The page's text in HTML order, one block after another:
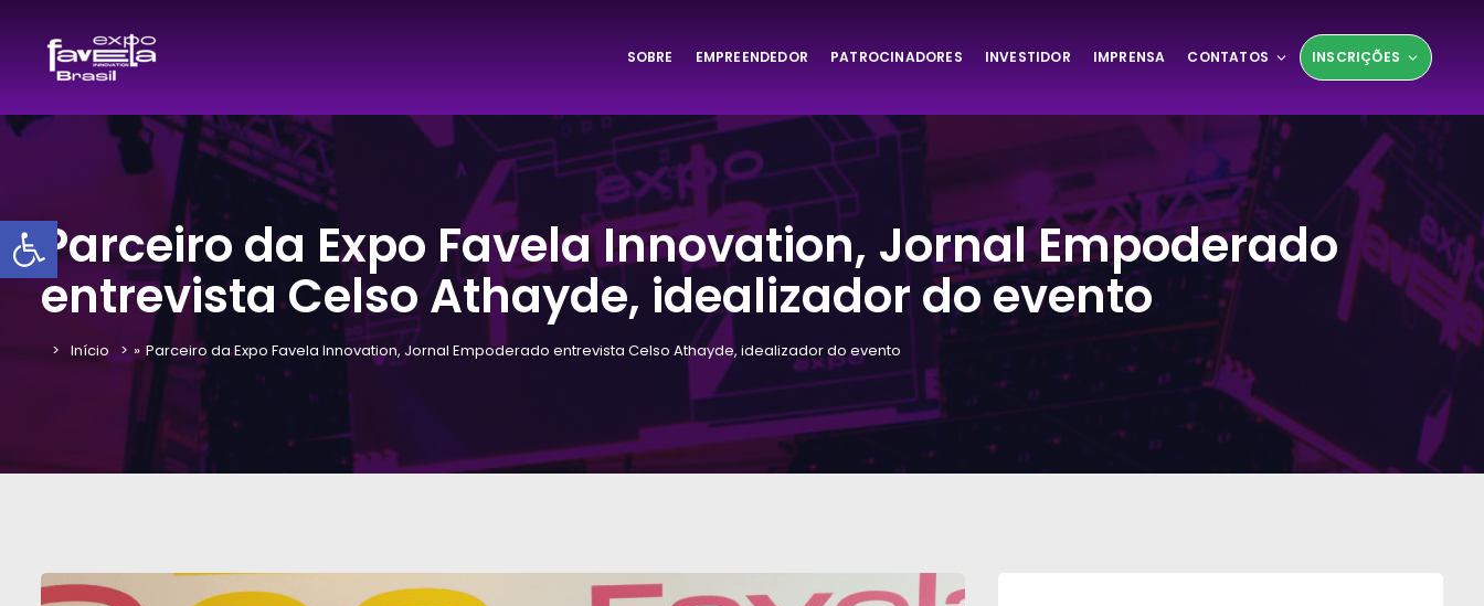
Barra de Ferramentas Aberta
SOBRE EMPREENDEDOR PATROCINADORES INVESTIDOR IMPRENSA CONTATOS INSCRIÇÕES
Parceiro da Expo Favela Innovation, Jornal Empoderado
entrevista Celso Athayde, idealizador do evento
Início » Parceiro da Expo Favela Innovation, Jornal Empoderado entrevista Celso Athayde, idealizador do evento